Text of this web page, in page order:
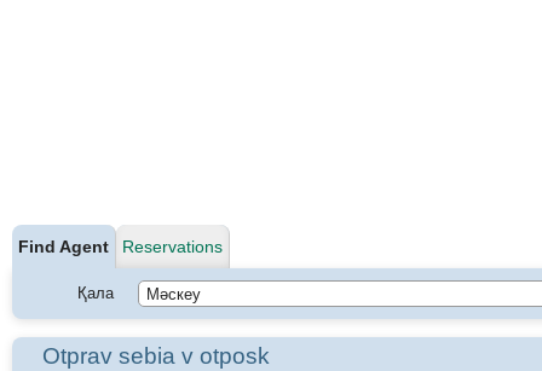
Find Agent Reservations
Қала
Otprav sebia v otposk